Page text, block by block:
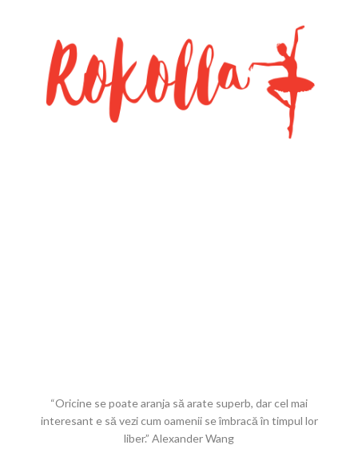
“Oricine se poate aranja să arate superb, dar cel mai
interesant e să vezi cum oamenii se îmbracă în timpul lor
liber.” Alexander Wang